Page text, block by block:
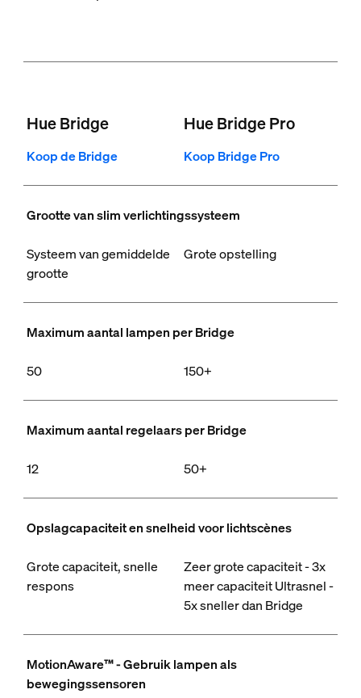
Hue Bridge
Koop de Bridge
Hue Bridge Pro
Koop Bridge Pro
Grootte van slim verlichtingssysteem
Systeem van gemiddelde
grootte
Grote opstelling
Maximum aantal lampen per Bridge
50 150+
Maximum aantal regelaars per Bridge
12 50+
Opslagcapaciteit en snelheid voor lichtscènes
Grote capaciteit, snelle
respons
Zeer grote capaciteit - 3x
meer capaciteit Ultrasnel -
5x sneller dan Bridge
MotionAware™ - Gebruik lampen als
bewegingssensoren